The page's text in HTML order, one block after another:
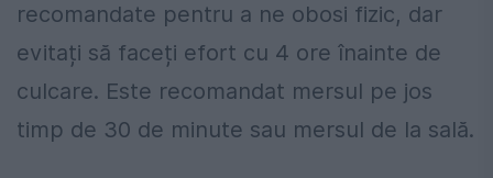
recomandate pentru a ne obosi fizic, dar
evitați să faceți efort cu 4 ore înainte de
culcare. Este recomandat mersul pe jos
timp de 30 de minute sau mersul de la sală.